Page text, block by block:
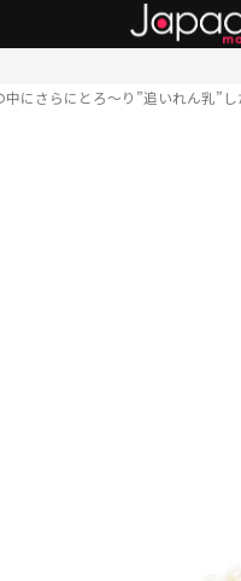
中にさらにとろ〜り”追いれん乳”